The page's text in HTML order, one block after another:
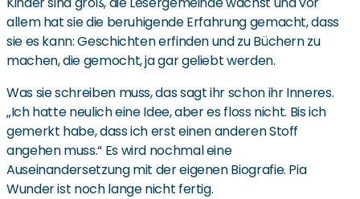
allem hat sie die beruhigende Erfahrung gemacht, dass
sie es kann: Geschichten erfinden und zu Büchern zu
machen, die gemocht, ja gar geliebt werden.
Was sie schreiben muss, das sagt ihr schon ihr Inneres.
„Ich hatte neulich eine Idee, aber es floss nicht. Bis ich
gemerkt habe, dass ich erst einen anderen Stoff
angehen muss.“ Es wird nochmal eine
Auseinandersetzung mit der eigenen Biografie. Pia
Wunder ist noch lange nicht fertig.